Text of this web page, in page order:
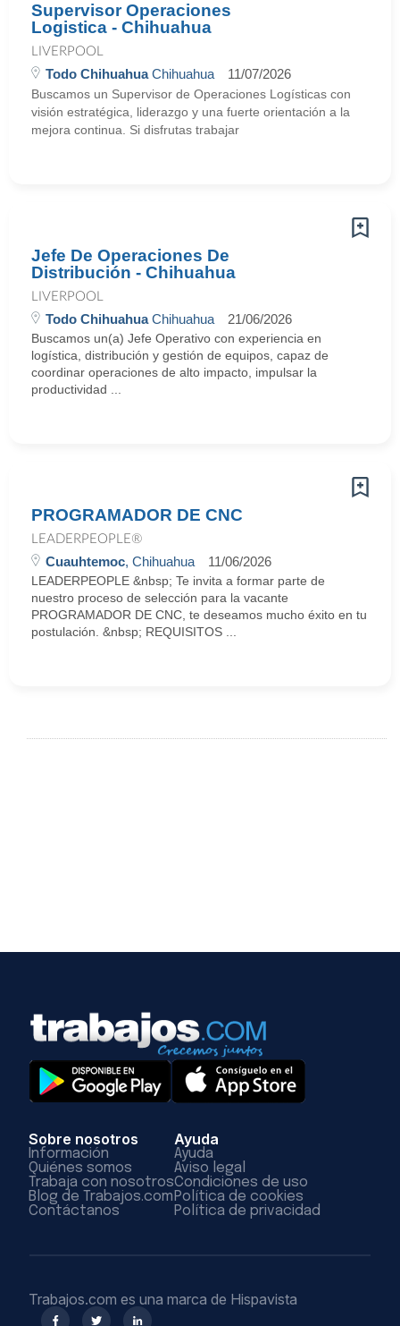
Supervisor Operaciones
Logistica - Chihuahua
LIVERPOOL
Todo ChihuahuaChihuahua 11/07/2026
Buscamos un Supervisor de Operaciones Logísticas con
visión estratégica, liderazgo y una fuerte orientación a la
mejora continua. Si disfrutas trabajar
Jefe De Operaciones De
Distribución - Chihuahua
LIVERPOOL
Todo ChihuahuaChihuahua 21/06/2026
Buscamos un(a) Jefe Operativo con experiencia en
logística, distribución y gestión de equipos, capaz de
coordinar operaciones de alto impacto, impulsar la
productividad ...
PROGRAMADOR DE CNC
LEADERPEOPLE®
Cuauhtemoc, Chihuahua 11/06/2026
LEADERPEOPLE &nbsp; Te invita a formar parte de
nuestro proceso de selección para la vacante
PROGRAMADOR DE CNC, te deseamos mucho éxito en tu
postulación. &nbsp; REQUISITOS ...
Sobre nosotros
Información
Quiénes somos
Trabaja con nosotros
Blog de Trabajos.com
Contáctanos
Ayuda
Ayuda
Aviso legal
Condiciones de uso
Política de cookies
Política de privacidad
Trabajos.com es una marca de Hispavista